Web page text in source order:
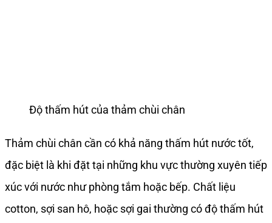
Độ thấm hút của thảm chùi chân
Thảm chùi chân cần có khả năng thấm hút nước tốt,
đặc biệt là khi đặt tại những khu vực thường xuyên tiếp
xúc với nước như phòng tắm hoặc bếp. Chất liệu
cotton, sợi san hô, hoặc sợi gai thường có độ thấm hút